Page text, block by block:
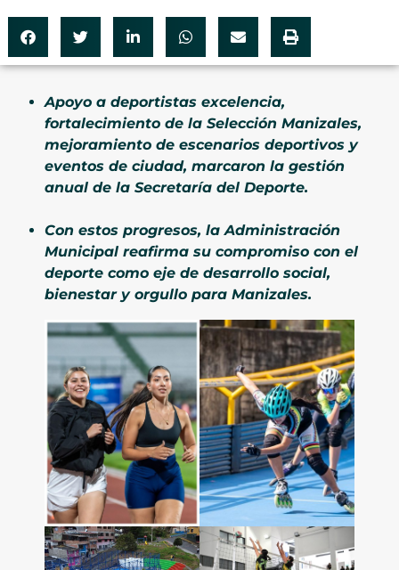
Apoyo a deportistas excelencia,
fortalecimiento de la Selección Manizales,
mejoramiento de escenarios deportivos y
eventos de ciudad, marcaron la gestión
anual de la Secretaría del Deporte.
Con estos progresos, la Administración
Municipal reafirma su compromiso con el
deporte como eje de desarrollo social,
bienestar y orgullo para Manizales.